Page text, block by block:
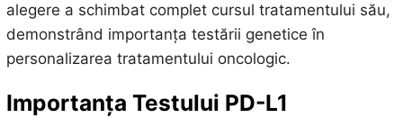
alegere a schimbat complet cursul tratamentului său,
demonstrând importanța testării genetice în
personalizarea tratamentului oncologic.
Importanța Testului PD-L1